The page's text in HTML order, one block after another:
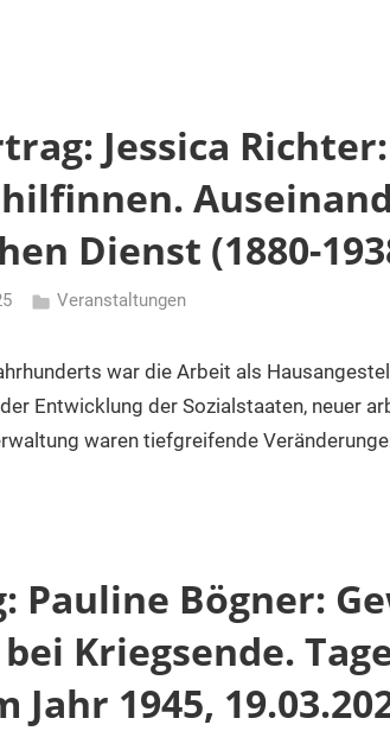
Jessica
Dienst (1880-
Gerhalter
Veranstaltungen
war die Arbeit als
Entwicklung der Sozialstaaten, neuer
waren tiefgreifende
Pauline Bögner:
Kriegsende.
Jahr 1945,